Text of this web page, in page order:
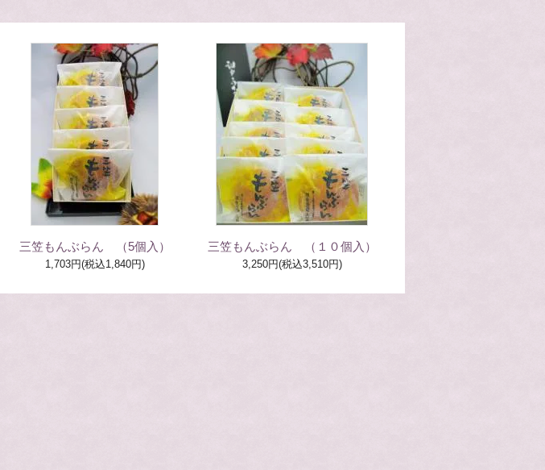
三笠もんぶらん （5個入）
1,703円(税込1,840円)
三笠もんぶらん （１０個入）
3,250円(税込3,510円)